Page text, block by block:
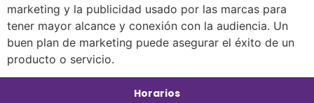
marketing y la publicidad usado por las marcas para
tener mayor alcance y conexión con la audiencia. Un
buen plan de marketing puede asegurar el éxito de un
producto o servicio.
Horarios